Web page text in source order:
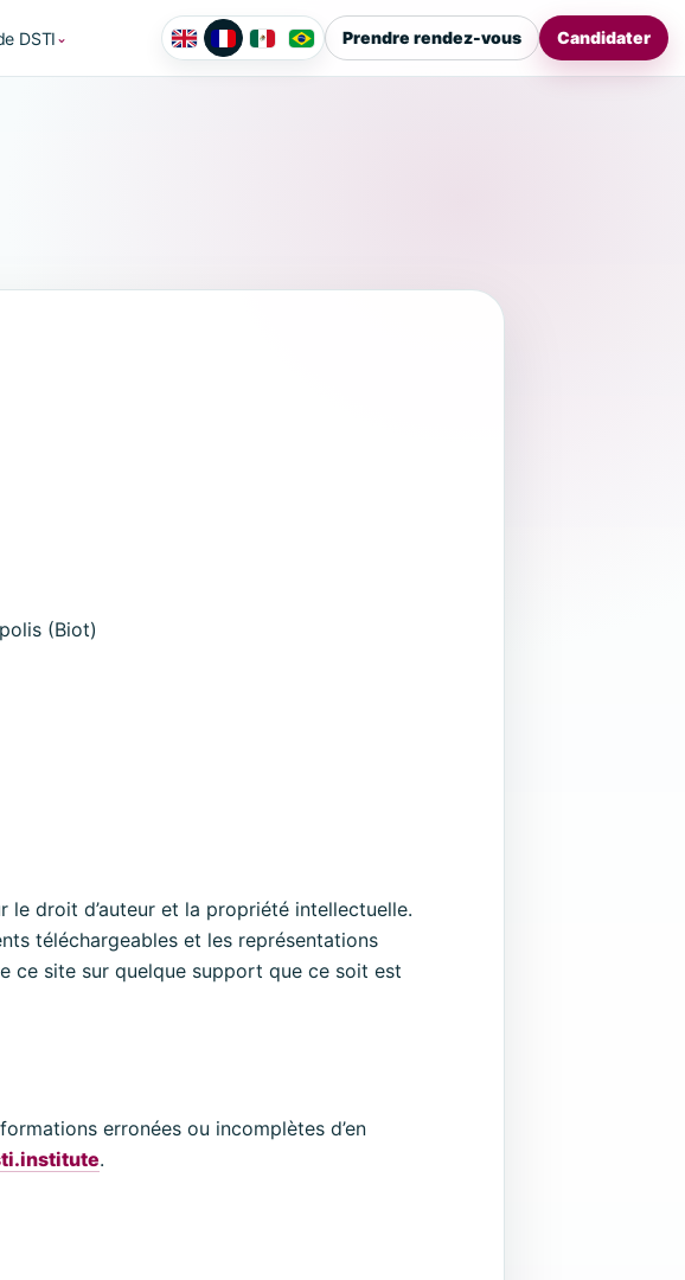
DSTI ⌄ Prendre rendez-vous Candidater
(Biot)
le droit d’auteur et la propriété intellectuelle.
téléchargeables et les représentations
ce site sur quelque support que ce soit est
erronées ou incomplètes d’en
.